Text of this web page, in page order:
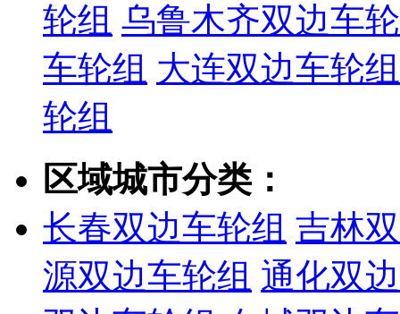
轮组 乌鲁木齐双边车
车轮组 大连双边车轮组
轮组
区域城市分类：
长春双边车轮组 吉林
源双边车轮组 通化双